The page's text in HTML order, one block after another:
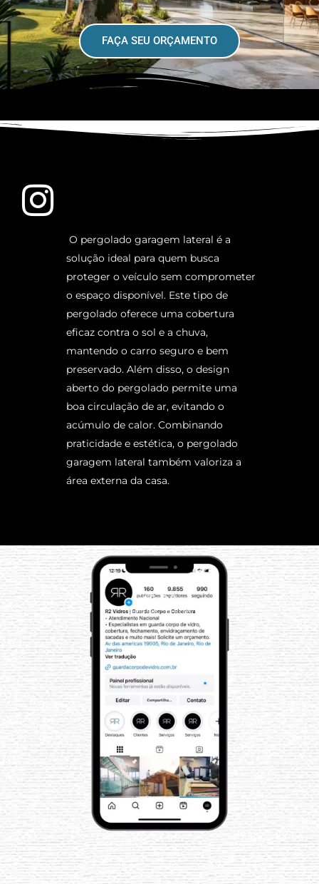
FAÇA SEU ORÇAMENTO
O pergolado garagem lateral é a
solução ideal para quem busca
proteger o veículo sem comprometer
o espaço disponível. Este tipo de
pergolado oferece uma cobertura
eficaz contra o sol e a chuva,
mantendo o carro seguro e bem
preservado. Além disso, o design
aberto do pergolado permite uma
boa circulação de ar, evitando o
acúmulo de calor. Combinando
praticidade e estética, o pergolado
garagem lateral também valoriza a
área externa da casa.